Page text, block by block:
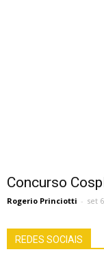
Concurso
Rogerio Princiotti - set
REDES SOCIAIS